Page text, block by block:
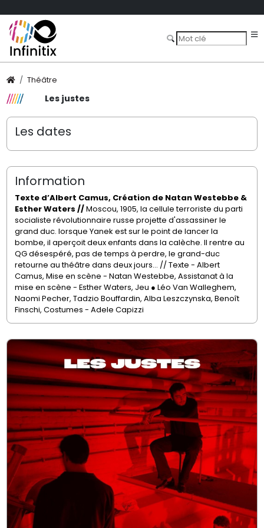
Théâtre
Les justes
Les dates
Information
Texte d’Albert Camus, Création de Natan Westebbe &
Esther Waters //Moscou, 1905, la cellule terroriste du parti
socialiste révolutionnaire russe projette d'assassiner le
grand duc. lorsque Yanek est sur le point de lancer la
bombe, il aperçoit deux enfants dans la calèche. Il rentre au
QG désespéré, pas de temps à perdre, le grand-duc
retourne au théâtre dans deux jours... //Texte - Albert
Camus, Mise en scène - Natan Westebbe, Assistanat à la
mise en scène - Esther Waters, Jeu ● Léo Van Walleghem,
Naomi Pecher, Tadzio Bouffardin, Alba Leszczynska, Benoît
Finschi, Costumes - Adele Capizzi